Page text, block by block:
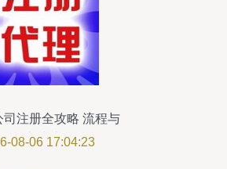
注册全攻略 流程与
代办建议
08-06 17:04:23